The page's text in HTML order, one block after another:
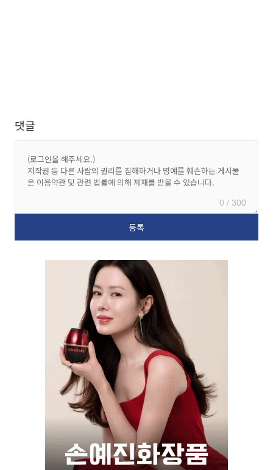
댓글
0 / 300